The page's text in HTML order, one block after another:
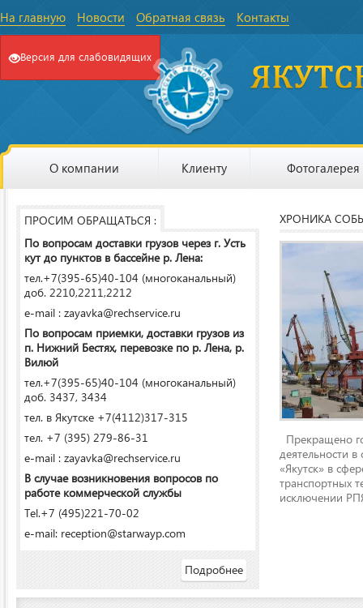
На главную Новости Обратная связь Контакты
Версия для слабовидящих
О компании Клиенту Фотогалерея
ПРОСИМ ОБРАЩАТЬСЯ :
По вопросам доставки грузов через г. Усть
кут до пунктов в бассейне р. Лена:
тел.+7(395-65)40-104 (многоканальный)
доб. 2210,2211,2212
e-mail : zayavka@rechservice.ru
По вопросам приемки, доставки грузов из
п. Нижний Бестях, перевозке по р. Лена, р.
Вилюй
тел.+7(395-65)40-104 (многоканальный)
доб. 3437, 3434
тел. в Якутске +7(4112)317-315
тел. +7 (395) 279-86-31
e-mail : zayavka@rechservice.ru
В случае возникновения вопросов по
работе коммерческой службы
Tel.+7 (495)221-70-02
e-mail: reception@starwayp.com
Подробнее
ХРОНИКА
Прекращено
деятельности
«Якутск» в
транспортных
исключении